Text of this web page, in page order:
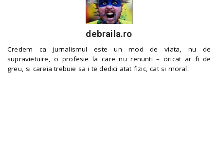
debraila.ro
Credem ca jurnalismul este un mod de viata, nu de
supravietuire, o profesie la care nu renunti – oricat ar fi de
greu, si careia trebuie sa i te dedici atat fizic, cat si moral.